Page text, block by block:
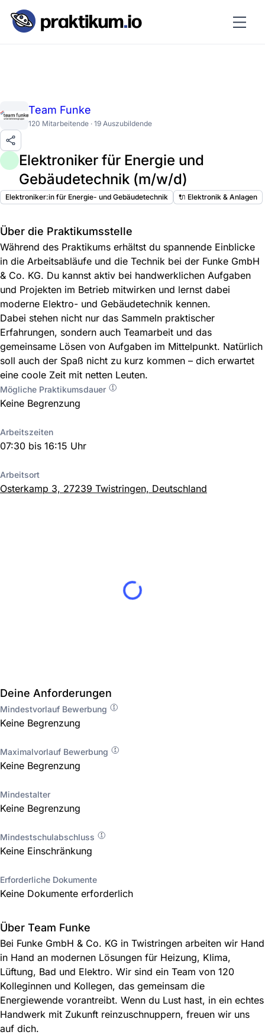
Team Funke
120 Mitarbeitende · 19 Auszubildende
Elektroniker für Energie und
Gebäudetechnik (m/w/d)
Elektroniker:in für Energie- und Gebäudetechnik 🔌 Elektronik & Anlagen
Über die Praktikumsstelle
Während des Praktikums erhältst du spannende Einblicke
in die Arbeitsabläufe und die Technik bei der Funke GmbH
& Co. KG. Du kannst aktiv bei handwerklichen Aufgaben
und Projekten im Betrieb mitwirken und lernst dabei
moderne Elektro- und Gebäudetechnik kennen.
Dabei stehen nicht nur das Sammeln praktischer
Erfahrungen, sondern auch Teamarbeit und das
gemeinsame Lösen von Aufgaben im Mittelpunkt. Natürlich
soll auch der Spaß nicht zu kurz kommen – dich erwartet
eine coole Zeit mit netten Leuten.
Mögliche Praktikumsdauer
Keine Begrenzung
Arbeitszeiten
07:30 bis 16:15 Uhr
Arbeitsort
Osterkamp 3, 27239 Twistringen, Deutschland
Deine Anforderungen
Mindestvorlauf Bewerbung
Keine Begrenzung
Maximalvorlauf Bewerbung
Keine Begrenzung
Mindestalter
Keine Begrenzung
Mindestschulabschluss
Keine Einschränkung
Erforderliche Dokumente
Keine Dokumente erforderlich
Über Team Funke
Bei Funke GmbH & Co. KG in Twistringen arbeiten wir Hand
in Hand an modernen Lösungen für Heizung, Klima,
Lüftung, Bad und Elektro. Wir sind ein Team von 120
Kolleginnen und Kollegen, das gemeinsam die
Energiewende vorantreibt. Wenn du Lust hast, in ein echtes
Handwerk mit Zukunft reinzuschnuppern, freuen wir uns
auf dich.